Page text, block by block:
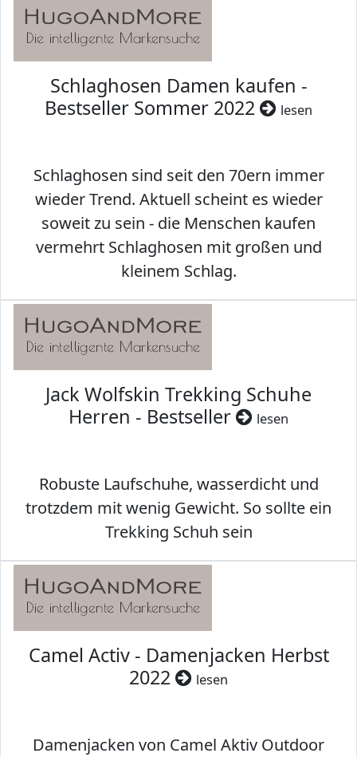
Schlaghosen Damen kaufen -
Bestseller Sommer 2022
lesen
Schlaghosen sind seit den 70ern immer
wieder Trend. Aktuell scheint es wieder
soweit zu sein - die Menschen kaufen
vermehrt Schlaghosen mit großen und
kleinem Schlag.
Jack Wolfskin Trekking Schuhe
Herren - Bestseller
lesen
Robuste Laufschuhe, wasserdicht und
trotzdem mit wenig Gewicht. So sollte ein
Trekking Schuh sein
Camel Activ - Damenjacken Herbst
2022
lesen
Damenjacken von Camel Aktiv Outdoor